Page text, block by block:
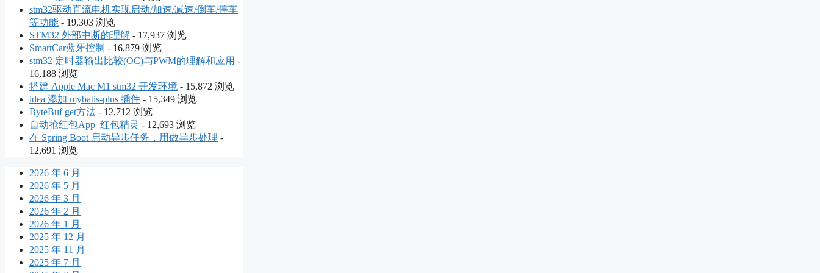
stm32驱动直流电机实现启动/加速/减速/倒车/停车
等功能 - 19,303 浏览
STM32 外部中断的理解 - 17,937 浏览
SmartCar蓝牙控制 - 16,879 浏览
stm32 定时器输出比较(OC)与PWM的理解和应用 -
16,188 浏览
搭建 Apple Mac M1 stm32 开发环境 - 15,872 浏览
idea 添加 mybatis-plus 插件 - 15,349 浏览
ByteBuf get方法 - 12,712 浏览
自动抢红包App–红包精灵 - 12,693 浏览
在 Spring Boot 启动异步任务，用做异步处理 -
12,691 浏览
2026 年 6 月
2026 年 5 月
2026 年 3 月
2026 年 2 月
2026 年 1 月
2025 年 12 月
2025 年 11 月
2025 年 7 月